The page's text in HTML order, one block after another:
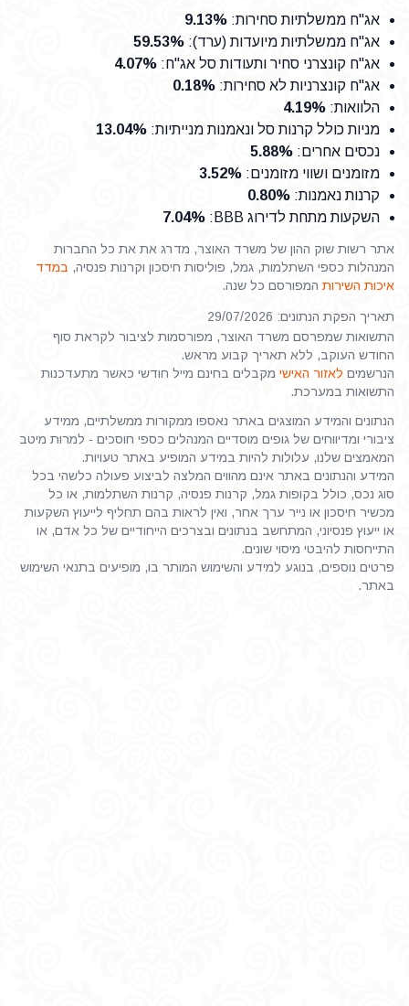
אג"ח ממשלתיות סחירות:
9.13%
אג"ח ממשלתיות מיועדות (ערד):
59.53%
אג"ח קונצרני סחיר ותעודות סל אג"ח:
4.07%
אג"ח קונצרניות לא סחירות:
0.18%
הלוואות:
4.19%
מניות כולל קרנות סל ונאמנות מנייתיות:
13.04%
נכסים אחרים:
5.88%
מזומנים ושווי מזומנים:
3.52%
קרנות נאמנות:
0.80%
השקעות מתחת לדירוג BBB
:
7.04%
אתר רשות שוק ההון של משרד האוצר, מדרג את את כל החברות
המנהלות כספי השתלמות, גמל, פוליסות חיסכון וקרנות פנסיה, במדד
איכות השירות המפורסם כל שנה.
תאריך הפקת הנתונים: 29/07/2026
התשואות שמפרסם משרד האוצר, מפורסמות לציבור לקראת סוף
החודש העוקב, ללא תאריך קבוע מראש.
הנרשמים לאזור האישי מקבלים בחינם מייל חודשי כאשר מתעדכנות
התשואות במערכת.
הנתונים והמידע המוצגים באתר נאספו ממקורות ממשלתיים, ממידע
ציבורי ומדיווחים של גופים מוסדיים המנהלים כספי חוסכים - למרות מיטב
המאמצים שלנו, עלולות להיות במידע המופיע באתר טעויות.
המידע והנתונים באתר אינם מהווים המלצה לביצוע פעולה כלשהי בכל
סוג נכס, כולל בקופות גמל, קרנות פנסיה, קרנות השתלמות, או כל
מכשיר חיסכון או נייר ערך אחר, ואין לראות בהם תחליף לייעוץ השקעות
או ייעוץ פנסיוני, המתחשב בנתונים ובצרכים הייחודיים של כל אדם, או
התייחסות להיבטי מיסוי שונים.
פרטים נוספים, בנוגע למידע והשימוש המותר בו, מופיעים בתנאי השימוש
באתר.